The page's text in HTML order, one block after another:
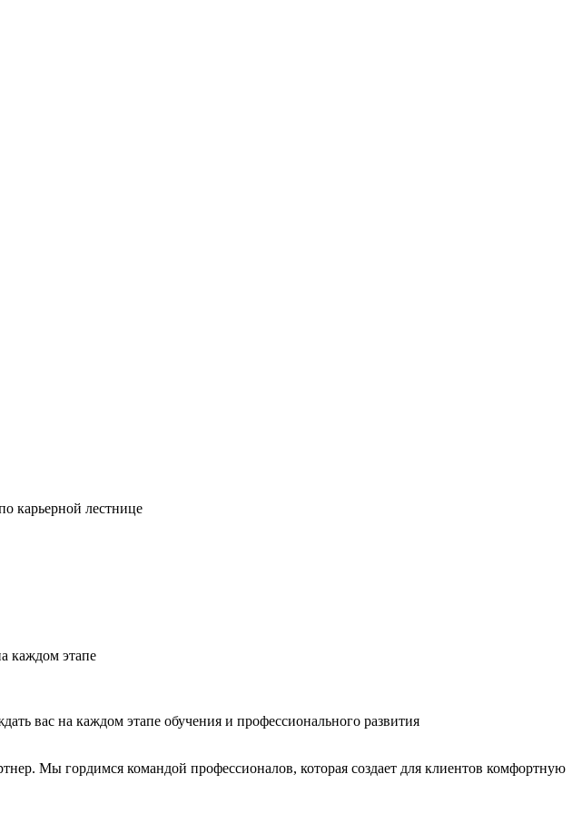
карьерной лестнице
каждом этапе
вас на каждом этапе обучения и профессионального развития
Мы гордимся командой профессионалов, которая создает для клиентов комфортную